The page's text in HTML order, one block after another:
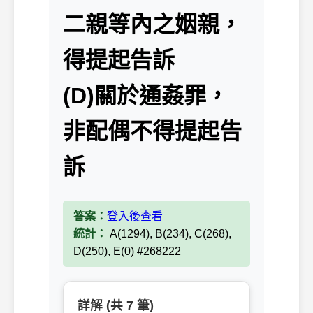
二親等內之姻親，
得提起告訴
(D)關於通姦罪，
非配偶不得提起告
訴
答案： 登入後查看
統計： A(1294), B(234), C(268),
D(250), E(0) #268222
詳解 (共 7 筆)